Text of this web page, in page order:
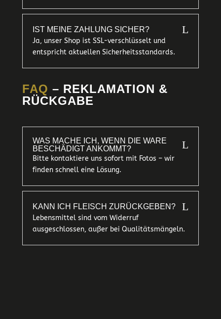
IST MEINE ZAHLUNG SICHER? L
Ja, unser Shop ist SSL-verschlüsselt und
entspricht aktuellen Sicherheitsstandards.
FAQ – REKLAMATION &
RÜCKGABE
WAS MACHE ICH, WENN DIE WARE
BESCHÄDIGT ANKOMMT?
L
Bitte kontaktiere uns sofort mit Fotos – wir
finden schnell eine Lösung.
KANN ICH FLEISCH ZURÜCKGEBEN? L
Lebensmittel sind vom Widerruf
ausgeschlossen, außer bei Qualitätsmängeln.